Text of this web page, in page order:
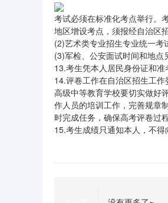
考试必须在标准化考点举行。
地区增设考点，须报经自治区
(2)艺术类专业招生专业统一考
(3)军检、公安面试时间和地点
13.考生凭本人居民身份证和准
14.评卷工作在自治区招生工
高级中等教育学校要切实做好
作人员的培训工作，完善规章
时完成任务，确保高考评卷过
15.考生成绩只通知本人，不